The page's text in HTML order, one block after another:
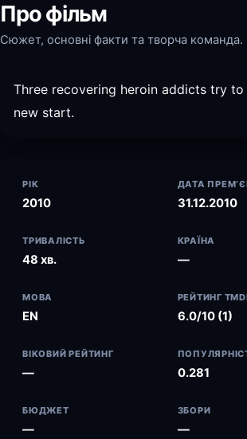
Про фільм
Сюжет, основні факти та творча команда.
Three recovering heroin addicts try to
new start.
РІК
2010
ДАТА
31.12.2010
ТРИВАЛІСТЬ
48 хв.
КРАЇНА
—
МОВА
EN
РЕЙТИНГ
6.0/10 (1)
ВІКОВИЙ РЕЙТИНГ
— 0.281
БЮДЖЕТ
—
ЗБОРИ
—